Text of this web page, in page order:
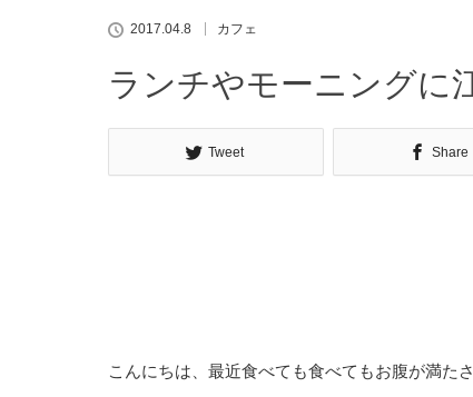
2017.04.8 カフェ
ランチやモーニングに
Tweet Share
こんにちは、最近食べても食べてもお腹が満た